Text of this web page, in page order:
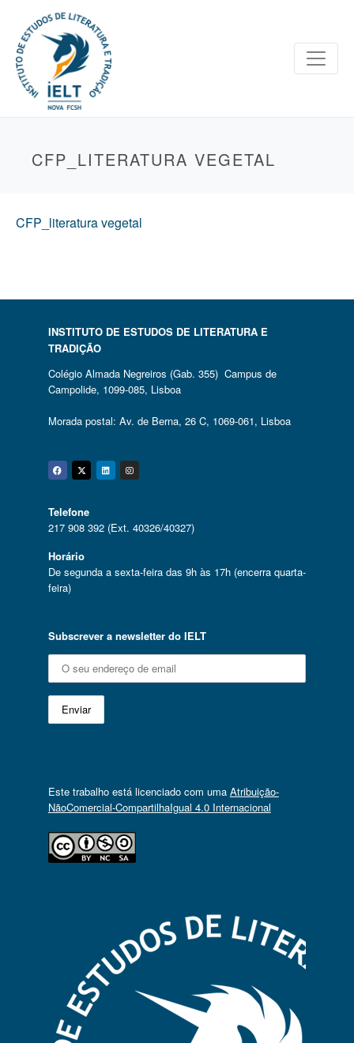
CFP_LITERATURA VEGETAL
CFP_literatura vegetal
INSTITUTO DE ESTUDOS DE LITERATURA E
TRADIÇÃO
Colégio Almada Negreiros (Gab. 355) Campus de
Campolide, 1099-085, Lisboa
Morada postal: Av. de Berna, 26 C, 1069-061, Lisboa
Facebook
Twitter
Linkedin
Instagram
Telefone
217 908 392 (Ext. 40326/40327)
Horário
De segunda a sexta-feira das 9h às 17h (encerra quarta-
feira)
Subscrever a newsletter do IELT
Este trabalho está licenciado com uma Atribuição-
NãoComercial-CompartilhaIgual 4.0 Internacional